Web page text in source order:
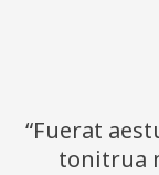
“Fuerat
tonitrua